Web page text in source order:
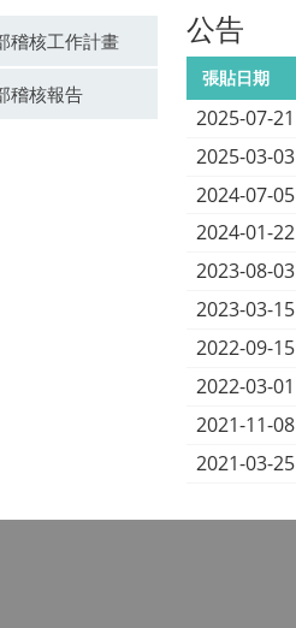
稽核工作計畫
稽核報告
公告
張貼日期
2025-07-21
2025-03-03
2024-07-05
2024-01-22
2023-08-03
2023-03-15
2022-09-15
2022-03-01
2021-11-08
2021-03-25